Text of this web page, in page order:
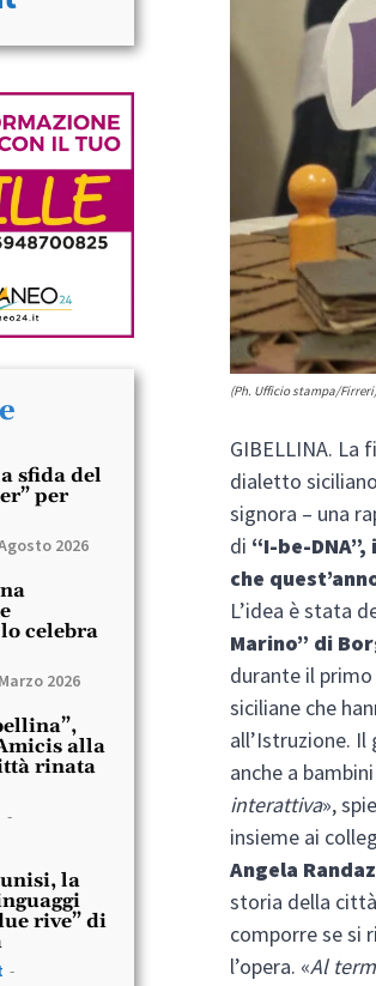
sfida del
per
2026
celebra
2026
alla
rinata
-
la
rive” di
-
(Ph. Ufficio stampa/
GIBELLINA. La
dialetto
signora – una
di “I-be-
che
L’idea è stata
Marino” di
durante il
siciliane che
all’Istruzione.
anche a
interattiva»,
insieme ai
Angela
storia della
comporre se si
l’opera. «Al